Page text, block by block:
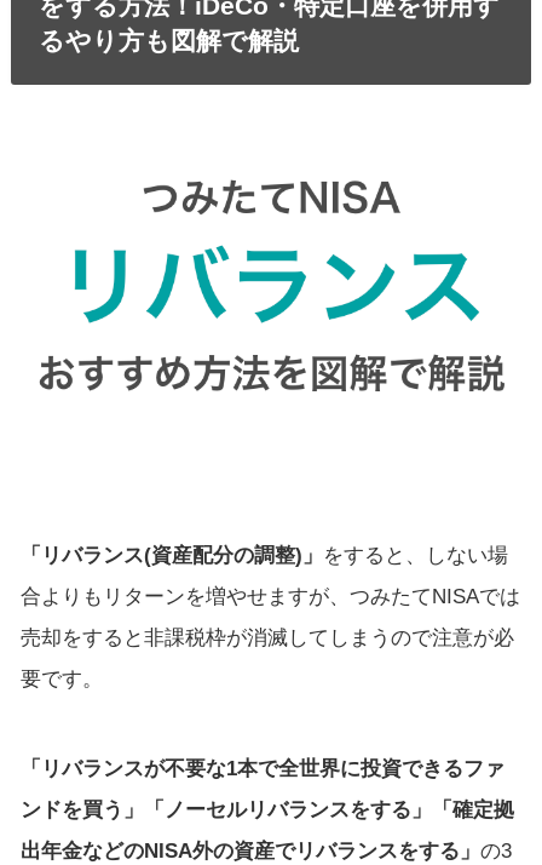
るやり方も図解で解説
「リバランス(資産配分の調整)」 をすると、しない場
合よりもリターンを増やせますが、つみたてNISAでは
売却をすると非課税枠が消滅してしまうので注意が必
要です。
「リバランスが不要な1本で全世界に投資できるファ
ンドを買う」「ノーセルリバランスをする」「確定拠
出年金などのNISA外の資産でリバランスをする」 の3